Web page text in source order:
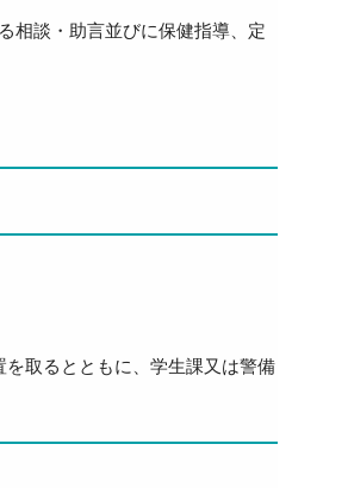
相談・助言並びに保健指導、定
取るとともに、学生課又は警備